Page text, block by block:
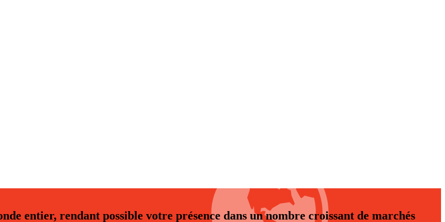
entier, rendant possible votre présence dans un nombre croissant de marchés